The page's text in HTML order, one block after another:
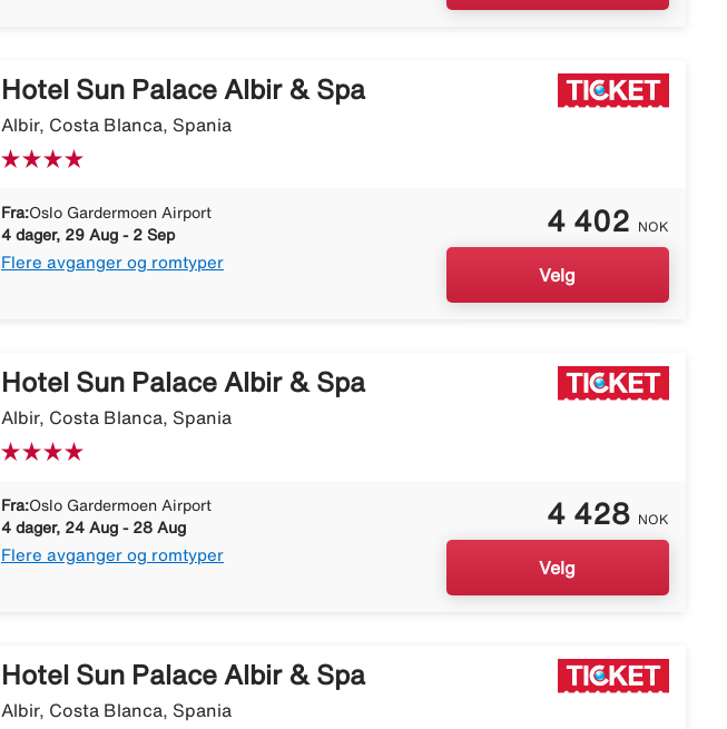
Hotel Sun Palace Albir & Spa
Albir, Costa Blanca, Spania
Fra:Oslo Gardermoen Airport
4 dager, 29 Aug - 2 Sep
Flere avganger og romtyper
4 402 NOK
Velg
Hotel Sun Palace Albir & Spa
Albir, Costa Blanca, Spania
Fra:Oslo Gardermoen Airport
4 dager, 24 Aug - 28 Aug
Flere avganger og romtyper
4 428 NOK
Velg
Hotel Sun Palace Albir & Spa
Albir, Costa Blanca, Spania